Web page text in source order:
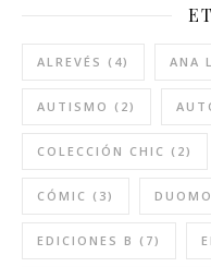
ALREVÉS (4) ANA
AUTISMO (2)
COLECCIÓN CHIC (2)
CÓMIC (3)
EDICIONES B (7)